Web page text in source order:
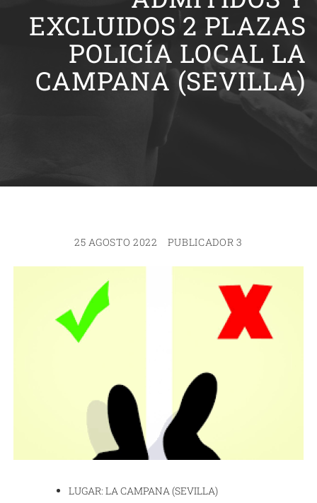
EXCLUIDOS 2 PLAZAS
POLICÍA LOCAL LA
CAMPANA (SEVILLA)
25 AGOSTO 2022 PUBLICADOR 3
LUGAR: LA CAMPANA (SEVILLA)